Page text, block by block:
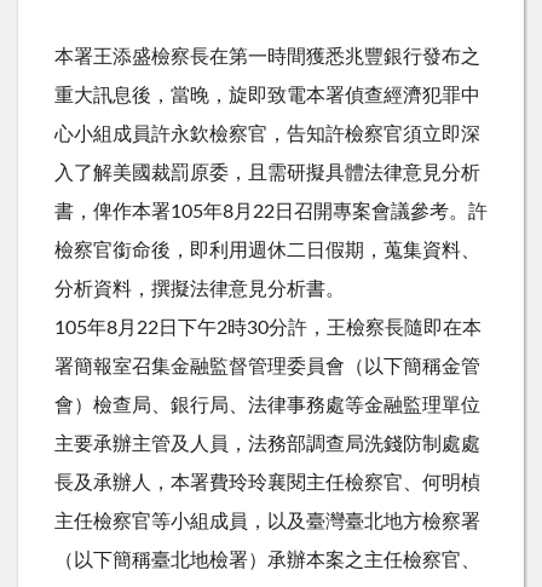
本署王添盛檢察長在第一時間獲悉兆豐銀行發布之
重大訊息後，當晚，旋即致電本署偵查經濟犯罪中
心小組成員許永欽檢察官，告知許檢察官須立即深
入了解美國裁罰原委，且需研擬具體法律意見分析
書，俾作本署105年8月22日召開專案會議參考。許
檢察官銜命後，即利用週休二日假期，蒐集資料、
分析資料，撰擬法律意見分析書。
105年8月22日下午2時30分許，王檢察長隨即在本
署簡報室召集金融監督管理委員會（以下簡稱金管
會）檢查局、銀行局、法律事務處等金融監理單位
主要承辦主管及人員，法務部調查局洗錢防制處處
長及承辦人，本署費玲玲襄閱主任檢察官、何明楨
主任檢察官等小組成員，以及臺灣臺北地方檢察署
（以下簡稱臺北地檢署）承辦本案之主任檢察官、